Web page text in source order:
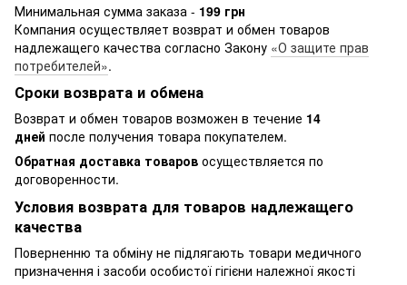
Минимальная сумма заказа - 199 грн
Компания осуществляет возврат и обмен товаров
надлежащего качества согласно Закону «О защите прав
потребителей».
Сроки возврата и обмена
Возврат и обмен товаров возможен в течение 14
дней после получения товара покупателем.
Обратная доставка товаров осуществляется по
договоренности.
Условия возврата для товаров надлежащего
качества
Поверненню та обміну не підлягають товари медичного
призначення і засоби особистої гігієни належної якості